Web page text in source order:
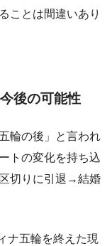
ことは間違いあり
後の可能性
輪の後」と言われ
トの変化を持ち込
切りに引退→結婚
ナ五輪を終えた現